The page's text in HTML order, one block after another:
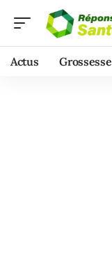
Actus Grossesse